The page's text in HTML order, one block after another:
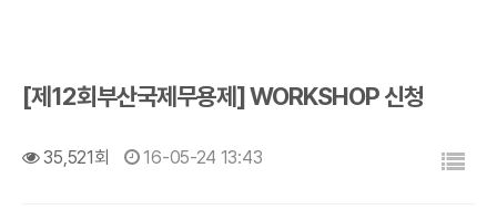
[제12회부산국제무용제] WORKSHOP 신청
35,521회 16-05-24 13:43